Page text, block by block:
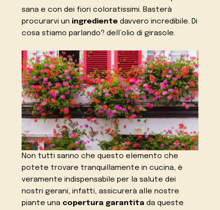
sana e con dei fiori coloratissimi. Basterà
procurarvi un ingrediente davvero incredibile. Di
cosa stiamo parlando? dell’olio di girasole.
Non tutti sanno che questo elemento che
potete trovare tranquillamente in cucina, è
veramente indispensabile per la salute dei
nostri gerani, infatti, assicurerà alle nostre
piante una copertura garantita da queste